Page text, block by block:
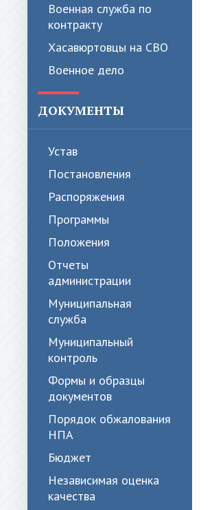
Военная служба по
контракту
Хасавюртовцы на СВО
Военное дело
ДОКУМЕНТЫ
Устав
Постановления
Распоряжения
Программы
Положения
Отчеты
администрации
Муниципальная
служба
Муниципальный
контроль
Формы и образцы
документов
Порядок обжалования
НПА
Бюджет
Независимая оценка
качества